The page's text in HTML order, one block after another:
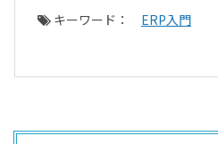
キーワード：
ERP入門